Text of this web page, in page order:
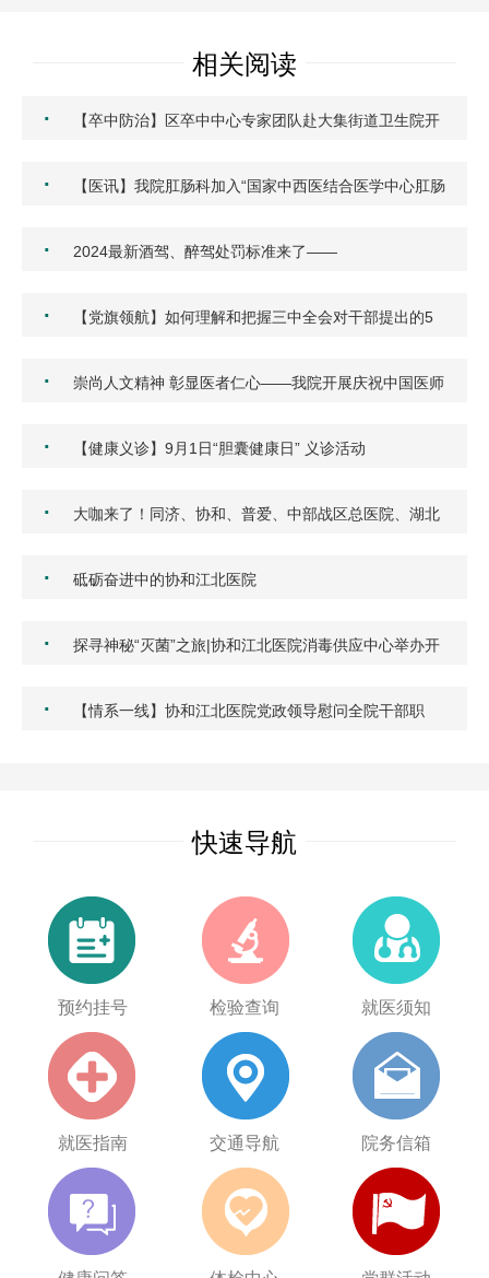
相关阅读
·
【卒中防治】区卒中中心专家团队赴大集街道卫生院开
·
【医讯】我院肛肠科加入“国家中西医结合医学中心肛肠
· 2024最新酒驾、醉驾处罚标准来了——
·
【党旗领航】如何理解和把握三中全会对干部提出的5
·
崇尚人文精神 彰显医者仁心——我院开展庆祝中国医师
· 【健康义诊】9月1日“胆囊健康日” 义诊活动
·
大咖来了！同济、协和、普爱、中部战区总医院、湖北
· 砥砺奋进中的协和江北医院
·
探寻神秘“灭菌”之旅|协和江北医院消毒供应中心举办开
·
【情系一线】协和江北医院党政领导慰问全院干部职
快速导航
预约挂号 检验查询 就医须知
就医指南 交通导航 院务信箱